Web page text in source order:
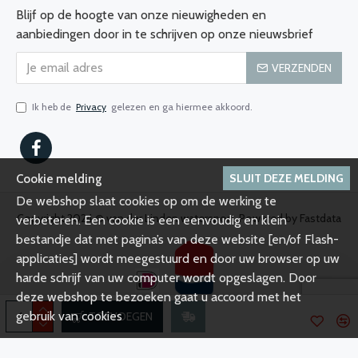
TOEVOEGEN
Blijf op de hoogte van onze nieuwigheden en
aanbiedingen door in te schrijven op onze nieuwsbrief
VERZENDEN
Ik heb de Privacy gelezen en ga hiermee akkoord.
Copyright 2024 © van der Linden watersport, Powered by Fastdata
SLUIT DEZE MELDING
Cookie melding
De webshop slaat cookies op om de werking te
verbeteren. Een cookie is een eenvoudig en klein
bestandje dat met pagina’s van deze website [en/of Flash-
applicaties] wordt meegestuurd en door uw browser op uw
harde schrijf van uw computer wordt opgeslagen. Door
deze webshop te bezoeken gaat u accoord met het
gebruik van cookies